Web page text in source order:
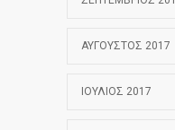
ΑΎΓΟΥΣΤΟΣ 2017
ΙΟΎΛΙΟΣ 2017